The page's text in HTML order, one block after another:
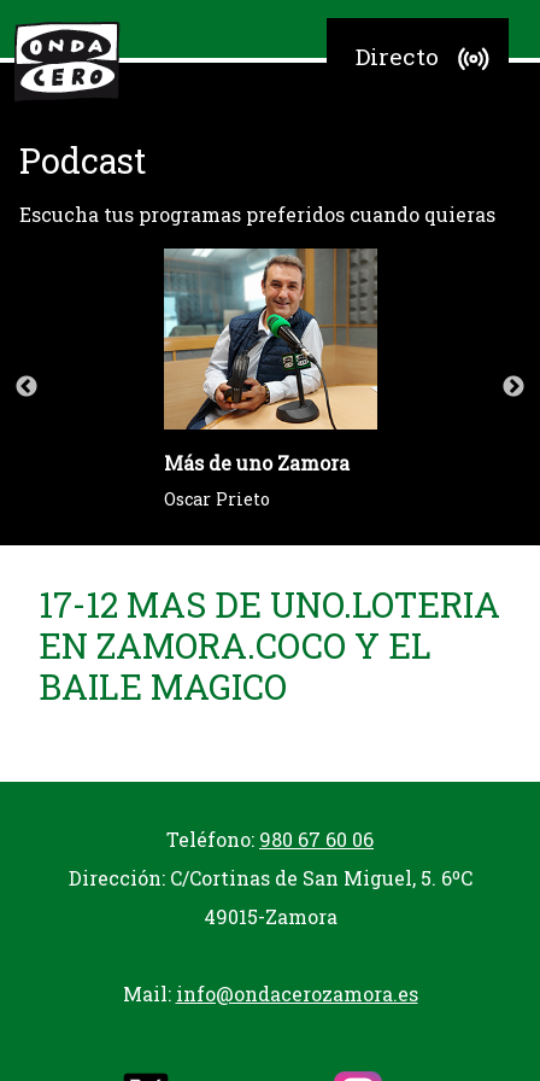
Directo
Podcast
Escucha tus programas preferidos cuando quieras
Más de uno Zamora
Oscar Prieto
17-12 MAS DE UNO.LOTERIA
EN ZAMORA.COCO Y EL
BAILE MAGICO
Teléfono: 980 67 60 06
Dirección: C/Cortinas de San Miguel, 5. 6ºC
49015-Zamora
Mail: info@ondacerozamora.es